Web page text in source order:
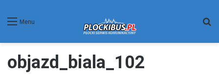
Menu
objazd_biala_102